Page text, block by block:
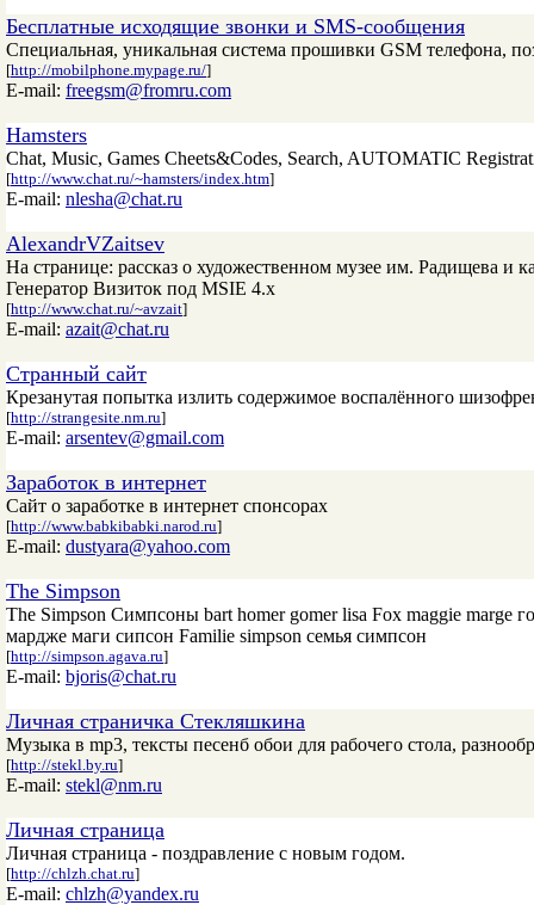
Бесплатные исходящие звонки и SMS-сообщения
Специальная, уникальная система прошивки GSM телефона,
[http://mobilphone.mypage.ru/]
E-mail: freegsm@fromru.com
Hamsters
Chat, Music, Games Cheets&Codes, Search, AUTOMATIC
[http://www.chat.ru/~hamsters/index.htm]
E-mail: nlesha@chat.ru
AlexandrVZaitsev
На странице: рассказ о художественном музее им. Радищева и
Генератор Визиток под MSIE 4.x
[http://www.chat.ru/~avzait]
E-mail: azait@chat.ru
Странный сайт
Крезанутая попытка излить содержимое воспалённого
[http://strangesite.nm.ru]
E-mail: arsentev@gmail.com
Заработок в интернет
Сайт о заработке в интернет спонсорах
[http://www.babkibabki.narod.ru]
E-mail: dustyara@yahoo.com
The Simpson
The Simpson Симпсоны bart homer gomer lisa Fox maggie marge
мардже маги сипсон Familie simpson семья симпсон
[http://simpson.agava.ru]
E-mail: bjoris@chat.ru
Личная страничка Стекляшкина
Музыка в mp3, тексты песенб обои для рабочего стола,
[http://stekl.by.ru]
E-mail: stekl@nm.ru
Личная страница
Личная страница - поздравление с новым годом.
[http://chlzh.chat.ru]
E-mail: chlzh@yandex.ru